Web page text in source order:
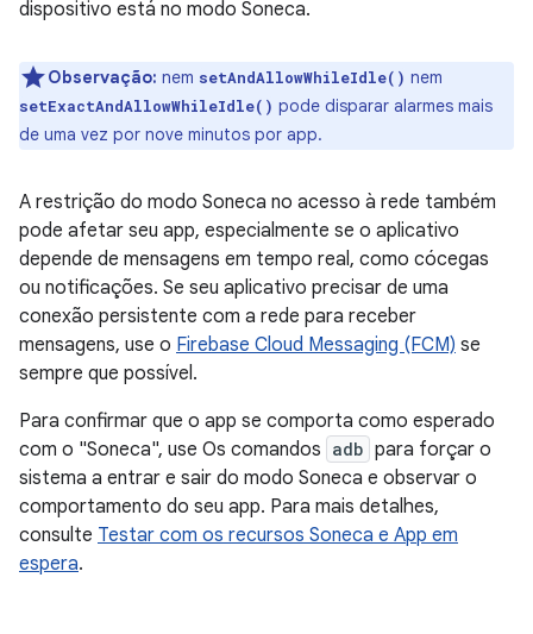
dispositivo está no modo Soneca.
Observação: nem setAndAllowWhileIdle() nem
setExactAndAllowWhileIdle() pode disparar alarmes mais
de uma vez por nove minutos por app.
A restrição do modo Soneca no acesso à rede também
pode afetar seu app, especialmente se o aplicativo
depende de mensagens em tempo real, como cócegas
ou notificações. Se seu aplicativo precisar de uma
conexão persistente com a rede para receber
mensagens, use o Firebase Cloud Messaging (FCM) se
sempre que possível.
Para confirmar que o app se comporta como esperado
com o "Soneca", use Os comandos adb para forçar o
sistema a entrar e sair do modo Soneca e observar o
comportamento do seu app. Para mais detalhes,
consulte Testar com os recursos Soneca e App em
espera.